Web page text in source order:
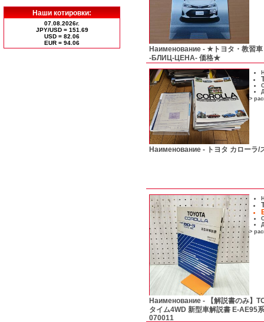
Наши котировки:
07.08.2026г.
JPY/USD = 151.69
USD = 82.06
ЕUR = 94.06
Наименование - ★トヨタ・教習
-БЛИЦ-ЦЕНА- 価格★
>
Наименование - トヨタ カローラ/
>
Наименование -
【解説書のみ】
タイム4WD 新型車解説書 E-AE95
070011